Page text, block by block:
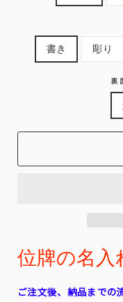
書き 彫り
裏
位牌の名入
ご注文後、納品までの